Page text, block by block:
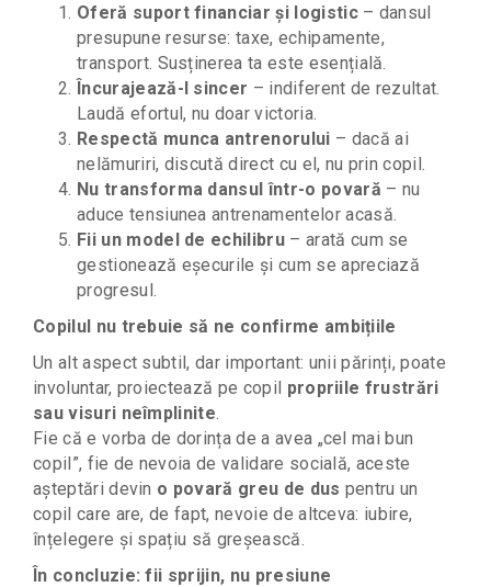
Oferă suport financiar și logistic– dansul
presupune resurse: taxe, echipamente,
transport. Susținerea ta este esențială.
Încurajează-l sincer – indiferent de rezultat.
Laudă efortul, nu doar victoria.
Respectă munca antrenorului – dacă ai
nelămuriri, discută direct cu el, nu prin copil.
Nu transforma dansul într-o povară – nu
aduce tensiunea antrenamentelor acasă.
Fii un model de echilibru – arată cum se
gestionează eșecurile și cum se apreciază
progresul.
Copilul nu trebuie să ne confirme ambițiile
Un alt aspect subtil, dar important: unii părinți, poate
involuntar, proiectează pe copil propriile frustrări
sau visuri neîmplinite.
Fie că e vorba de dorința de a avea „cel mai bun
copil”, fie de nevoia de validare socială, aceste
așteptări devin o povară greu de dus pentru un
copil care are, de fapt, nevoie de altceva: iubire,
înțelegere și spațiu să greșească.
În concluzie: fii sprijin, nu presiune